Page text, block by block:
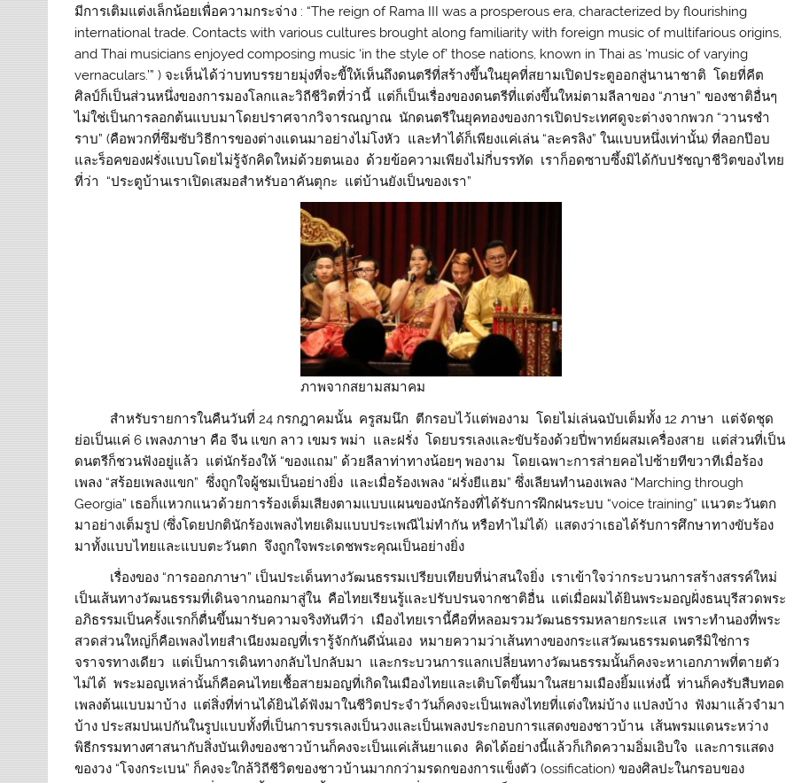
มีการเติมแต่งเล็กน้อยเพื่อความกระจ่าง : “The reign of Rama III was a prosperous era, characterized by flourishing
international trade. Contacts with various cultures brought along familiarity with foreign music of multifarious origins,
and Thai musicians enjoyed composing music ‘in the style of’ those nations, known in Thai as ‘music of varying
vernaculars.’” ) จะเห็นได้ว่าบทบรรยายมุ่งที่จะขี้ให้เห็นถึงดนตรีที่สร้างขึ้นในยุคที่สยามเปิดประตูออกสู่นานาชาติ โดยที่คีต
ศิลป์ก็เป็นส่วนหนึ่งของการมองโลกและวิถีชีวิตที่ว่านี้ แต่ก็เป็นเรื่องของดนตรีที่แต่งขึ้นใหม่ตามลีลาของ “ภาษา” ของชาติอื่นๆ
ไม่ใช่เป็นการลอกต้นแบบมาโดยปราศจากวิจารณญาณ นักดนตรีในยุคทองของการเปิดประเทศดูจะต่างจากพวก “วานรชำ
ราบ” (คือพวกที่ซึมซับวิธีการของต่างแดนมาอย่างไม่โงหัว และทำได้ก็เพียงแค่เล่น “ละครลิง” ในแบบหนึ่งเท่านั้น) ที่ลอกป๊อบ
และร็อคของฝรั่งแบบโดยไม่รู้จักคิดใหม่ด้วยตนเอง ด้วยข้อความเพียงไม่กี่บรรทัด เราก็อดซาบซึ้งมิได้กับปรัชญาชีวิตของไทย
ที่ว่า “ประตูบ้านเราเปิดเสมอสำหรับอาคันตุกะ แต่บ้านยังเป็นของเรา”
ภาพจากสยามสมาคม
สำหรับรายการในคืนวันที่ 24 กรกฎาคมนั้น ครูสมนึก ตีกรอบไว้แต่พองาม โดยไม่เล่นฉบับเต็มทั้ง 12 ภาษา แต่จัดชุด
ย่อเป็นแค่ 6 เพลงภาษา คือ จีน แขก ลาว เขมร พม่า และฝรั่ง โดยบรรเลงและขับร้องด้วยปี่พาทย์ผสมเครื่องสาย แต่ส่วนที่เป็น
ดนตรีก็ชวนฟังอยู่แล้ว แต่นักร้องให้ “ของแถม” ด้วยลีลาท่าทางน้อยๆ พองาม โดยเฉพาะการส่ายคอไปซ้ายทีขวาทีเมื่อร้อง
เพลง “สร้อยเพลงแขก” ซึ่งถูกใจผู้ชมเป็นอย่างยิ่ง และเมื่อร้องเพลง “ฝรั่งยีแฮม” ซึ่งเลียนทำนองเพลง “Marching through
Georgia” เธอก็แหวกแนวด้วยการร้องเต็มเสียงตามแบบแผนของนักร้องที่ได้รับการฝึกฝนระบบ “voice training” แนวตะวันตก
มาอย่างเต็มรูป (ซึ่งโดยปกตินักร้องเพลงไทยเดิมแบบประเพณีไม่ทำกัน หรือทำไม่ได้) แสดงว่าเธอได้รับการศึกษาทางขับร้อง
มาทั้งแบบไทยและแบบตะวันตก จึงถูกใจพระเดชพระคุณเป็นอย่างยิ่ง
เรื่องของ “การออกภาษา” เป็นประเด็นทางวัฒนธรรมเปรียบเทียบที่น่าสนใจยิ่ง เราเข้าใจว่ากระบวนการสร้างสรรค์ใหม่
เป็นเส้นทางวัฒนธรรมที่เดินจากนอกมาสู่ใน คือไทยเรียนรู้และปรับปรนจากชาติอื่น แต่เมื่อผมได้ยินพระมอญฝั่งธนบุรีสวดพระ
อภิธรรมเป็นครั้งแรกก็ตื่นขึ้นมารับความจริงทันทีว่า เมืองไทยเรานี้คือที่หลอมรวมวัฒนธรรมหลายกระแส เพราะทำนองที่พระ
สวดส่วนใหญ่ก็คือเพลงไทยสำเนียงมอญที่เรารู้จักกันดีนั่นเอง หมายความว่าเส้นทางของกระแสวัฒนธรรมดนตรีมิใช่การ
จราจรทางเดียว แต่เป็นการเดินทางกลับไปกลับมา และกระบวนการแลกเปลี่ยนทางวัฒนธรรมนั้นก็คงจะหาเอกภาพที่ตายตัว
ไม่ได้ พระมอญเหล่านั้นก็คือคนไทยเชื้อสายมอญที่เกิดในเมืองไทยและเติบโตขึ้นมาในสยามเมืองยิ้มแห่งนี้ ท่านก็คงรับสืบทอด
เพลงต้นแบบมาบ้าง แต่สิ่งที่ท่านได้ยินได้ฟังมาในชีวิตประจำวันก็คงจะเป็นเพลงไทยที่แต่งใหม่บ้าง แปลงบ้าง ฟังมาแล้วจำมา
บ้าง ประสมปนเปกันในรูปแบบทั้งที่เป็นการบรรเลงเป็นวงและเป็นเพลงประกอบการแสดงของชาวบ้าน เส้นพรมแดนระหว่าง
พิธีกรรมทางศาสนากับสิ่งบันเทิงของชาวบ้านก็คงจะเป็นแค่เส้นยาแดง คิดได้อย่างนี้แล้วก็เกิดความอิ่มเอิบใจ และการแสดง
ของวง “โจงกระเบน” ก็คงจะใกล้วิถีชีวิตของชาวบ้านมากกว่ามรดกของการแข็งตัว (ossification) ของศิลปะในกรอบของ